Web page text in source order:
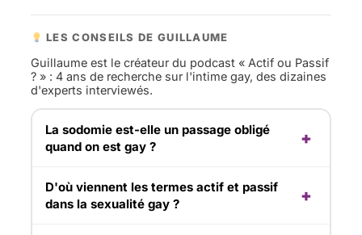
LES CONSEILS DE GUILLAUME
Guillaume est le créateur du podcast « Actif ou Passif
? » : 4 ans de recherche sur l'intime gay, des dizaines
d'experts interviewés.
La sodomie est-elle un passage obligé
quand on est gay ?
D'où viennent les termes actif et passif
dans la sexualité gay ?